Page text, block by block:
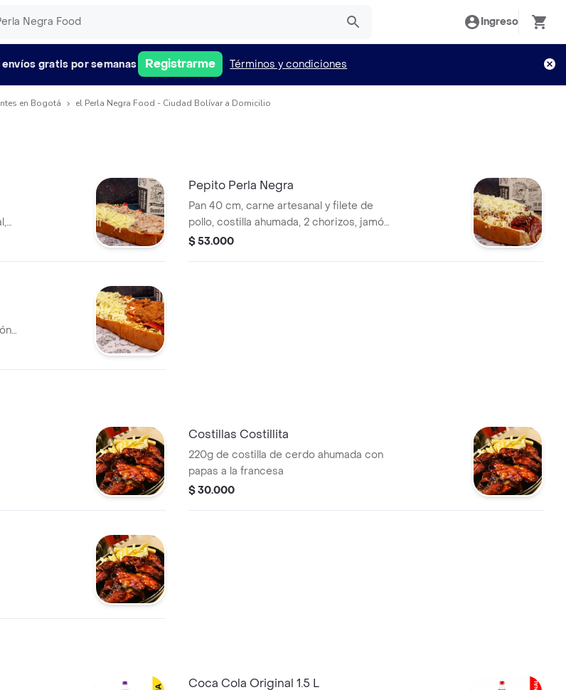
Ingreso
envíos gratis por semanas Registrarme Términos y condiciones
en Bogotá el Perla Negra Food - Ciudad Bolívar a Domicilio
Pepito Perla Negra
Pan 40 cm, carne artesanal y filete de
pollo, costilla ahumada, 2 chorizos, jamón,
queso mozarella, pico de gallo, papas
$ 53.000
Costillas Costillita
220g de costilla de cerdo ahumada con
papas a la francesa
$ 30.000
Coca Cola Original 1.5 L